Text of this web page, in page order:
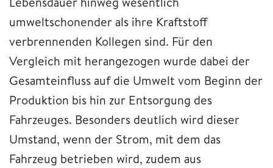
umweltschonender als ihre Kraftstoff
verbrennenden Kollegen sind. Für den
Vergleich mit herangezogen wurde dabei der
Gesamteinfluss auf die Umwelt vom Beginn der
Produktion bis hin zur Entsorgung des
Fahrzeuges. Besonders deutlich wird dieser
Umstand, wenn der Strom, mit dem das
Fahrzeug betrieben wird, zudem aus